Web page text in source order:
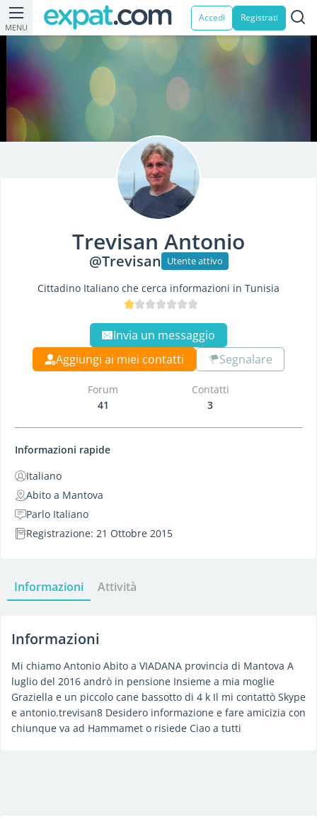
MENU
Accedi Registrati
Trevisan Antonio
@Trevisan Utente attivo
Cittadino Italiano che cerca informazioni in Tunisia
Invia un messaggio
Aggiungi ai miei contatti
Segnalare
Forum
41
Contatti
3
Informazioni rapide
Italiano
Abito a Mantova
Parlo Italiano
Registrazione: 21 Ottobre 2015
Informazioni Attività
Informazioni
Mi chiamo Antonio Abito a VIADANA provincia di Mantova A
luglio del 2016 andrò in pensione Insieme a mia moglie
Graziella e un piccolo cane bassotto di 4 k Il mi contattò Skype
e antonio.trevisan8 Desidero informazione e fare amicizia con
chiunque va ad Hammamet o risiede Ciao a tutti